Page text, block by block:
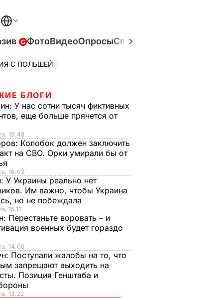
ФотоВидеоОпросыСпецпроекты
С ПОЛЬШЕЙ
БЛОГИ
У нас сотни тысяч фиктивных
еще больше прячется от
19.48
Колобок должен заключить
на СВО. Орки умирали бы от
16.02
У Украины реально нет
Им важно, чтобы Украина
но не побеждала
15.12
Перестаньте воровать – и
военных будет гораздо
14.06
Поступали жалобы на то, что
запрещают выходить на
Позиция Генштаба и
13.22